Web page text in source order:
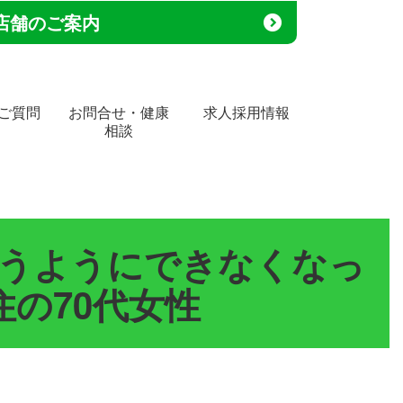
舗のご案内
質問
お問合せ・健康
相談
求人採用情報
ようにできなくなっ
の70代女性